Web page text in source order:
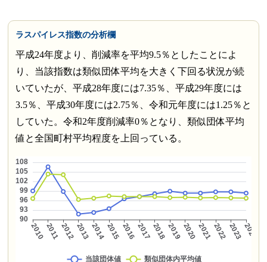
ラスパイレス指数の分析欄
平成24年度より、削減率を平均9.5％としたことによ
り、当該指数は類似団体平均を大きく下回る状況が続
いていたが、平成28年度には7.35％、平成29年度には
3.5％、平成30年度には2.75％、令和元年度には1.25％と
していた。令和2年度削減率0％となり、類似団体平均
値と全国町村平均程度を上回っている。